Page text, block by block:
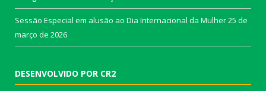
Sessão Especial em alusão ao Dia Internacional da Mulher25 de
março de 2026
DESENVOLVIDO POR CR2